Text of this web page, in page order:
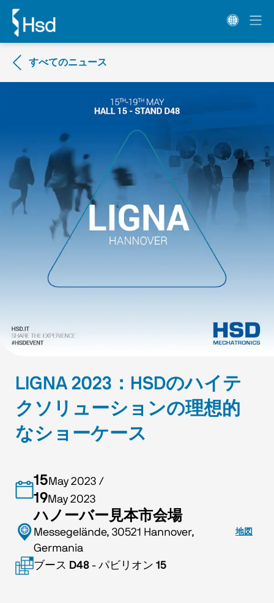
すべてのニュース
LIGNA 2023：HSDのハイテ
クソリューションの理想的
なショーケース
15 May 2023 /
19May 2023
ハノーバー見本市会場
Messegelände, 30521 Hannover,
Germania
地図
ブース D48 - パビリオン 15